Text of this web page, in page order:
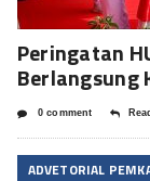
Peringatan
Berlangsung
0 comment
ADVETORIAL